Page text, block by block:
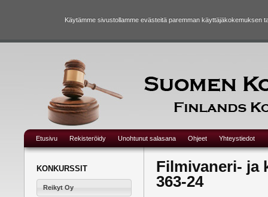
Käytämme sivustollamme evästeitä paremman
Etusivu Rekisteröidy Unohtunut salasana Ohjeet Yhteystiedot
KONKURSSIT
Reikyt Oy
Filmivaneri- ja
363-24